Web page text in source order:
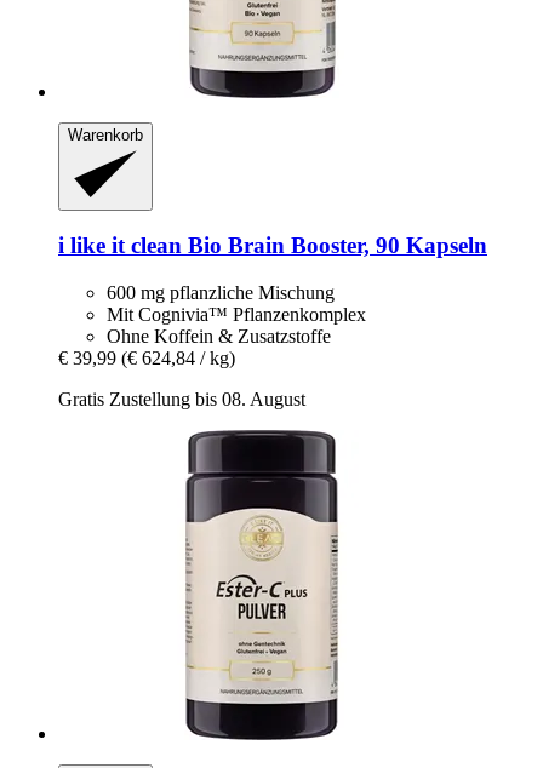
Warenkorb
i like it clean Bio Brain Booster, 90 Kapseln
600 mg pflanzliche Mischung
Mit Cognivia™ Pflanzenkomplex
Ohne Koffein & Zusatzstoffe
€ 39,99 (€ 624,84 / kg)
Gratis Zustellung bis 08. August